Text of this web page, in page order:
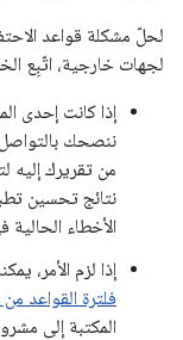
لحلّ مشكلة قواعد
لجهات خارجية، اتّبِع
إذا كانت إحدى
ننصحك
من تقريرك إليه
نتائج تحسين
الأخطاء
إذا لزم الأمر،
فلترة القواعد
المكتبة إلى